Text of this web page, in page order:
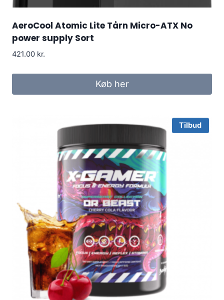
AeroCool Atomic Lite Tårn Micro-ATX No
power supply Sort
421.00 kr.
Køb her
Tilbud